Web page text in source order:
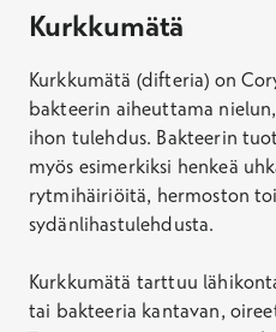
Hepatiitti A ja B -rokotus,
Kurkkumätä
Kurkkumätä (difteria) on
bakteerin aiheuttama
ihon tulehdus. Bakteerin
myös esimerkiksi henkeä
rytmihäiriöitä, hermoston
sydänlihastulehdusta.
Kurkkumätä tarttuu
tai bakteeria kantavan,